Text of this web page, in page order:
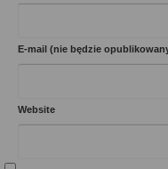
E-mail (nie będzie
Website